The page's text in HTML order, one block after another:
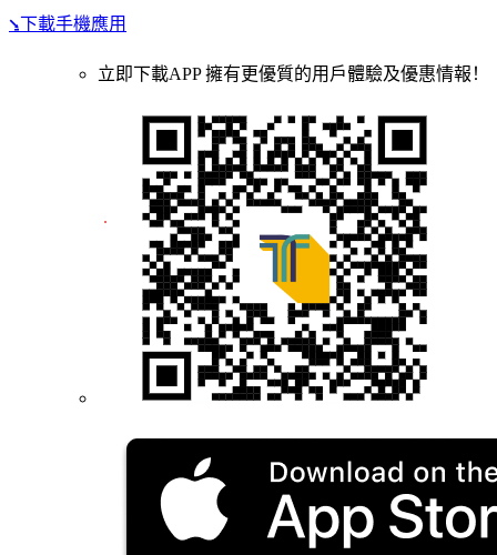
⭸下載手機應用
立即下載APP 擁有更優質的用戶體驗及優惠情報！